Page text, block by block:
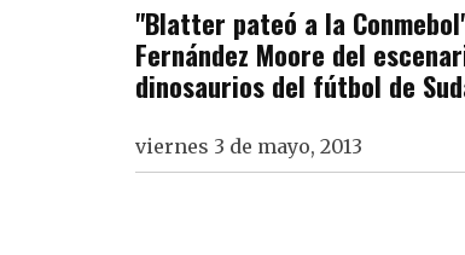
"Blatter pateó a la
Fernández Moore del
dinosaurios del fútbol de
viernes 3 de mayo, 2013